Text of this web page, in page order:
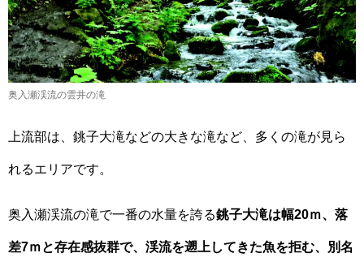
奥入瀬渓流の雲井の滝
上流部は、銚子大滝などの大きな滝など、多くの滝が見ら
れるエリアです。
奥入瀬渓流の滝で一番の水量を誇る銚子大滝は幅20ｍ、落
差7ｍと存在感抜群で、渓流を遡上してきた魚を拒む、別名